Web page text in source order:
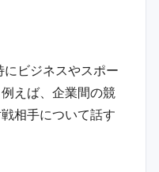
ビジネスやスポー
えば、企業間の競
相手について話す